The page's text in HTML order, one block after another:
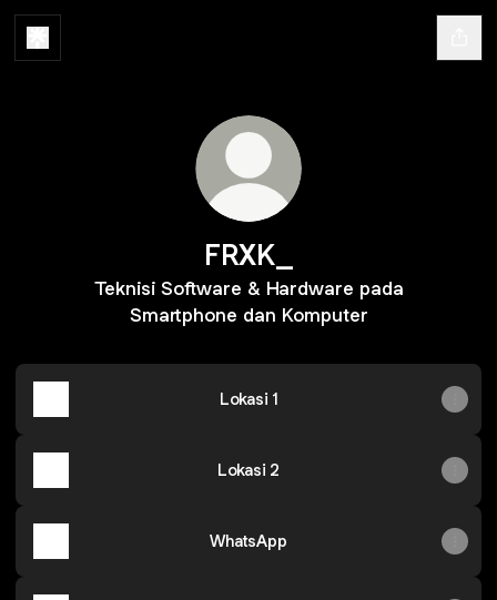
FRXK_
Teknisi Software & Hardware pada
Smartphone dan Komputer
Lokasi 1
Lokasi 2
WhatsApp